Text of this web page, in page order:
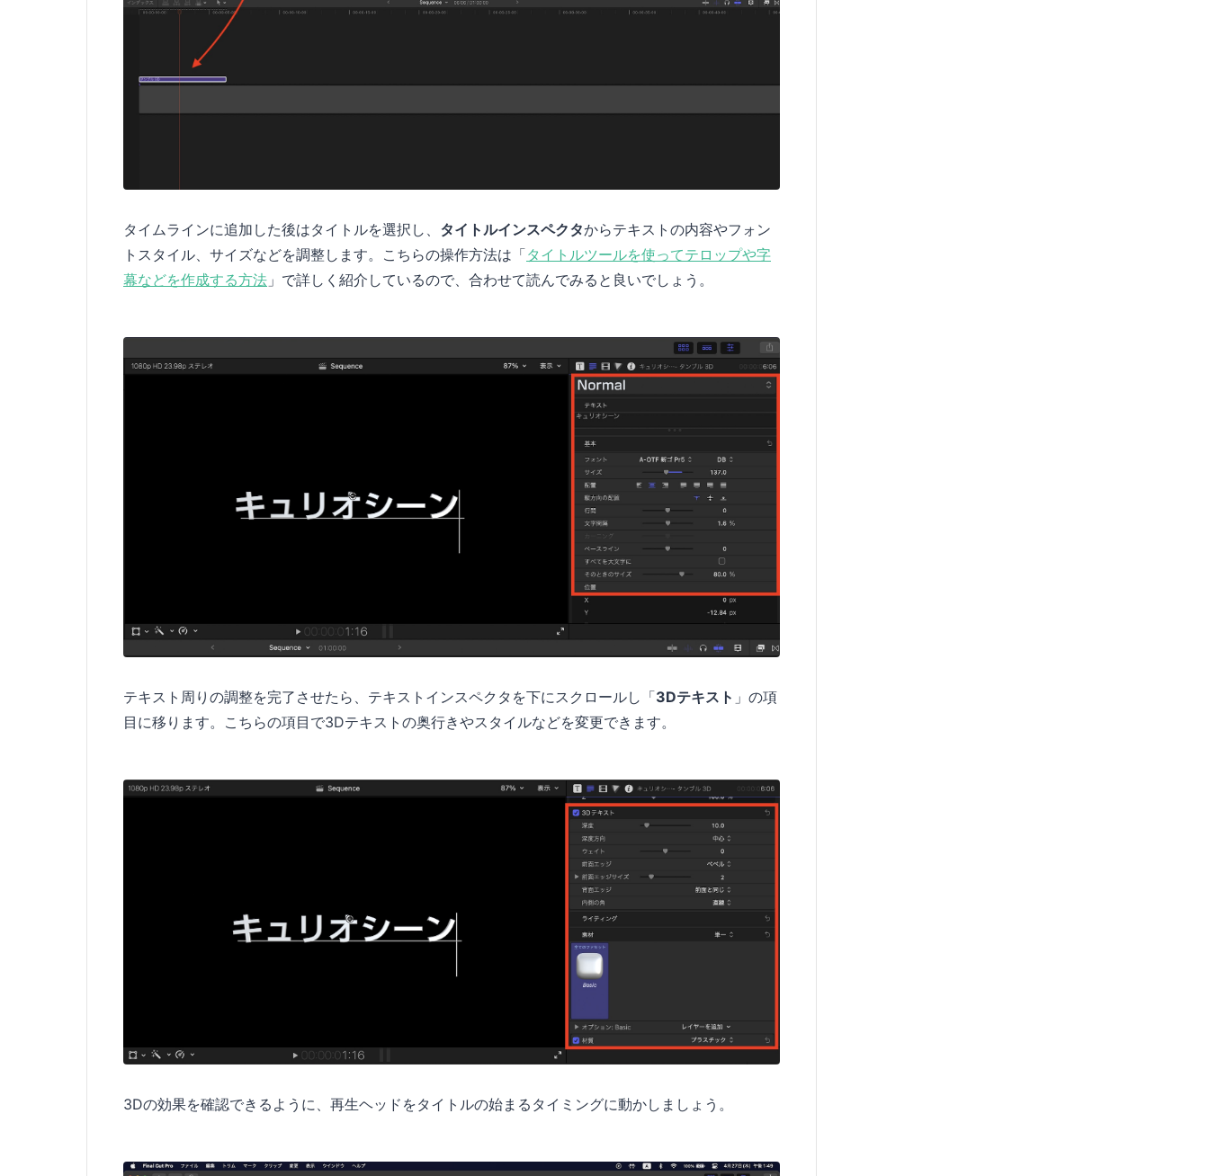
タイムラインに追加した後はタイトルを選択し、 タイトルインスペクタからテキストの内容やフォン
トスタイル、サイズなどを調整します。こちらの操作方法は「タイトルツールを使ってテロップや字
幕などを作成する方法 」で詳しく紹介しているので、合わせて読んでみると良いでしょう。
テキスト周りの調整を完了させたら、テキストインスペクタを下にスクロールし「3Dテキスト 」の項
目に移ります。こちらの項目で3Dテキストの奥行きやスタイルなどを変更できます。
3Dの効果を確認できるように、再生ヘッドをタイトルの始まるタイミングに動かしましょう。